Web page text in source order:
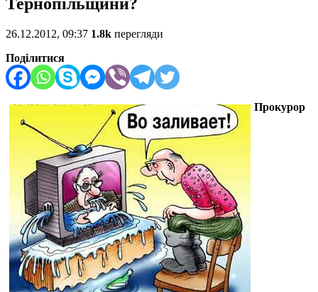
Тернопільщини?
26.12.2012, 09:37 1.8k перегляди
Поділитися
Прокурор